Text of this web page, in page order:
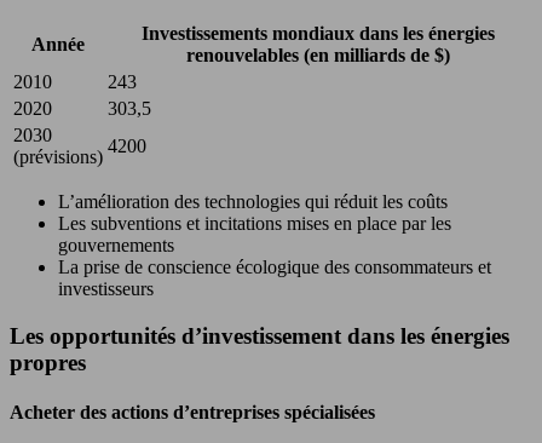
Année
Investissements mondiaux dans les énergies
renouvelables (en milliards de $)
2010
243
2020
303,5
2030
(prévisions)
4200
L’amélioration des technologies qui réduit les coûts
Les subventions et incitations mises en place par les
gouvernements
La prise de conscience écologique des consommateurs et
investisseurs
Les opportunités d’investissement dans les énergies
propres
Acheter des actions d’entreprises spécialisées